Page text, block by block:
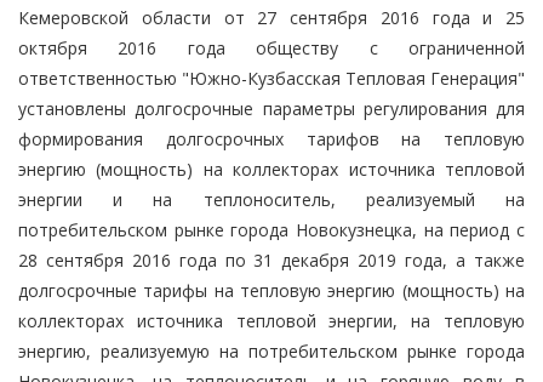
Кемеровской области от 27 сентября 2016 года и 25
октября 2016 года обществу с ограниченной
ответственностью "Южно-Кузбасская Тепловая Генерация"
установлены долгосрочные параметры регулирования для
формирования долгосрочных тарифов на тепловую
энергию (мощность) на коллекторах источника тепловой
энергии и на теплоноситель, реализуемый на
потребительском рынке города Новокузнецка, на период с
28 сентября 2016 года по 31 декабря 2019 года, а также
долгосрочные тарифы на тепловую энергию (мощность) на
коллекторах источника тепловой энергии, на тепловую
энергию, реализуемую на потребительском рынке города